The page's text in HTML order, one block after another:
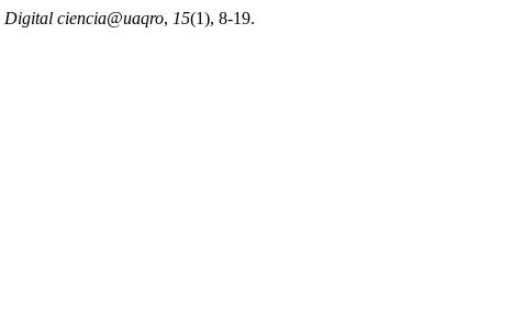
Digital ciencia@uaqro, 15(1), 8-19.